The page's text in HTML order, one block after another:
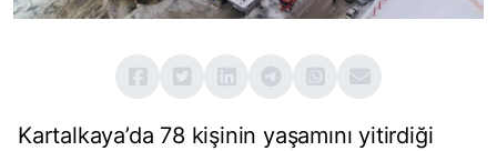
Kartalkaya’da 78 kişinin yaşamını yitirdiği